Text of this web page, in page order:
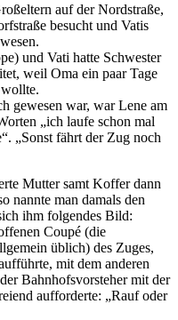
auf der Nordstraße,
besucht und Vatis
und Vati hatte Schwester
weil Oma ein paar Tage
gewesen war, war Lene am
ich laufe schon mal
.
Sonst fährt der Zug noch
Mutter samt Koffer dann
nannte man damals den
ihm folgendes Bild:
Coupé (die
üblich) des Zuges,
mit dem anderen
Bahnhofsvorsteher mit der
aufforderte:
Rauf oder